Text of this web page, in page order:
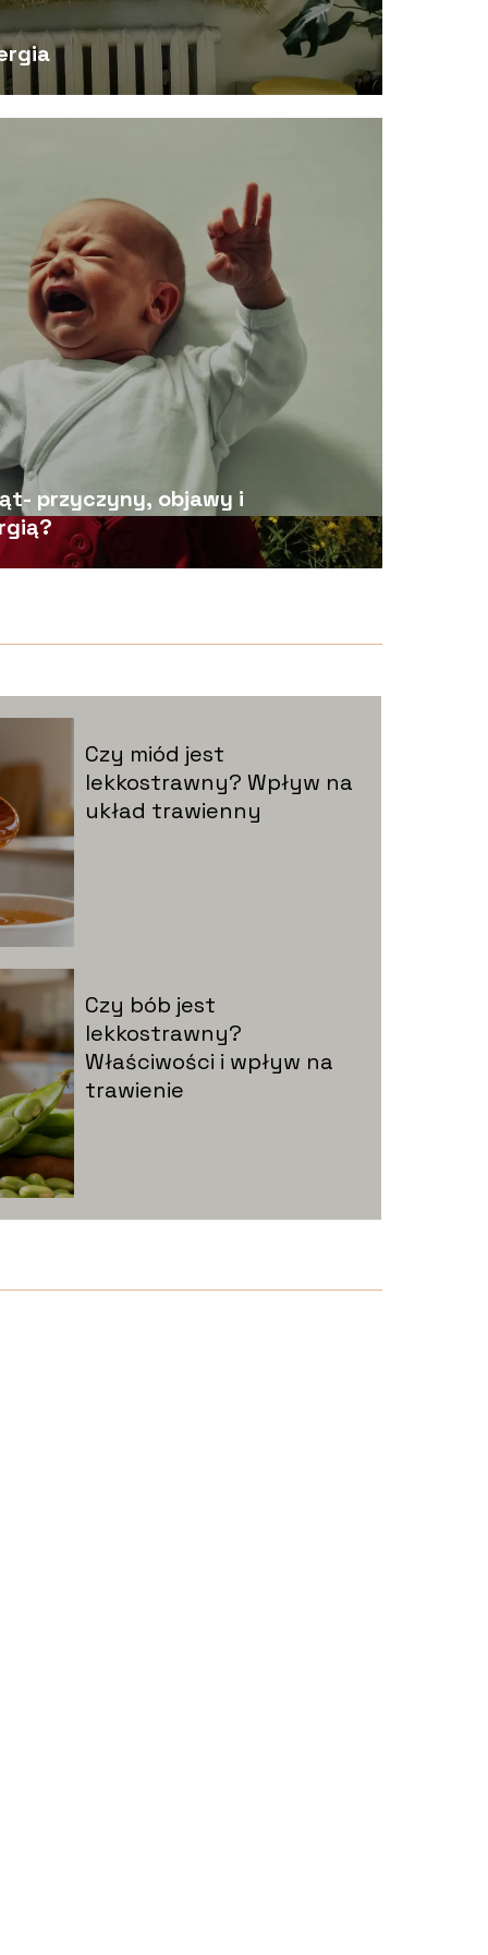
przyczyny, objawy i
Czy miód jest
lekkostrawny? Wpływ na
układ trawienny
Czy bób jest
lekkostrawny?
Właściwości i wpływ na
trawienie
lekkostrawne?